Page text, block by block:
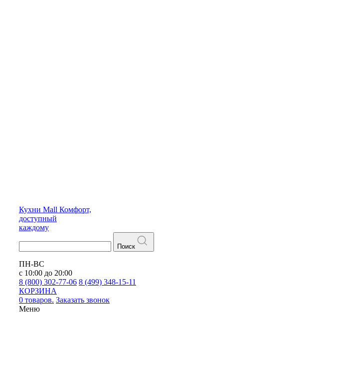
Кухни Mall Комфорт,
доступный
каждому
Поиск
ПН-ВС
с 10:00 до 20:00
8 (800) 302-77-06 8 (499) 348-15-11
КОРЗИНА
0 товаров. Заказать звонок
Меню